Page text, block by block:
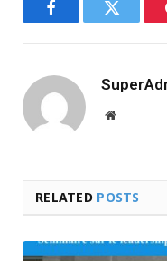
FacebookTwitter
Website
RELATED POSTS